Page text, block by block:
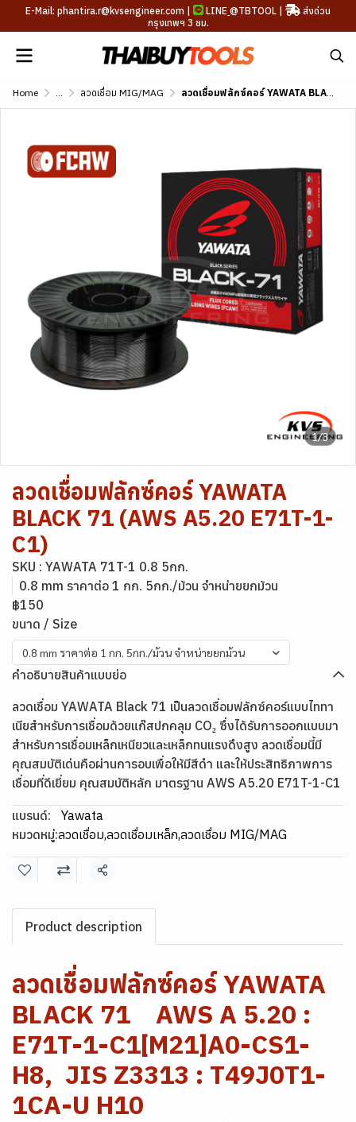
E-Mail: phantira.r@kvsengineer.com | LINE @TBTOOL |
ส่งด่วน
กรุงเทพฯ 3 ชม.
Home ... ลวดเชื่อม MIG/MAG ลวดเชื่อมฟลักซ์คอร์ YAWATA BLACK 71 (AWS A5.20 E71T-1-C1)
1/3
ลวดเชื่อมฟลักซ์คอร์ YAWATA
BLACK 71 (AWS A5.20 E71T-1-
C1)
SKU : YAWATA 71T-1 0.8 5กก.
0.8 mm ราคาต่อ 1 กก. 5กก./ม้วน จำหน่ายยกม้วน
฿150
ขนาด / Size
0.8 mm ราคาต่อ 1 กก. 5กก./ม้วน จำหน่ายยกม้วน
คำอธิบายสินค้าแบบย่อ
ลวดเชื่อม YAWATA Black 71 เป็นลวดเชื่อมฟลักซ์คอร์แบบไททา
เนียสำหรับการเชื่อมด้วยแก๊สปกคลุม CO₂ ซึ่งได้รับการออกแบบมา
สำหรับการเชื่อมเหล็กเหนียวและเหล็กทนแรงดึงสูง ลวดเชื่อมนี้มี
คุณสมบัติเด่นคือผ่านการอบเพื่อให้มีสีดำ และให้ประสิทธิภาพการ
เชื่อมที่ดีเยี่ยม คุณสมบัติหลัก มาตรฐาน AWS A5.20 E71T-1-C1
แบรนด์:
Yawata
หมวดหมู่:ลวดเชื่อม,ลวดเชื่อมเหล็ก,ลวดเชื่อม MIG/MAG
แชร์
Product description
ลวดเชื่อมฟลักซ์คอร์ YAWATA
BLACK 71 AWS A 5.20 :
E71T-1-C1[M21]A0-CS1-
H8, JIS Z3313 : T49J0T1-
1CA-U H10